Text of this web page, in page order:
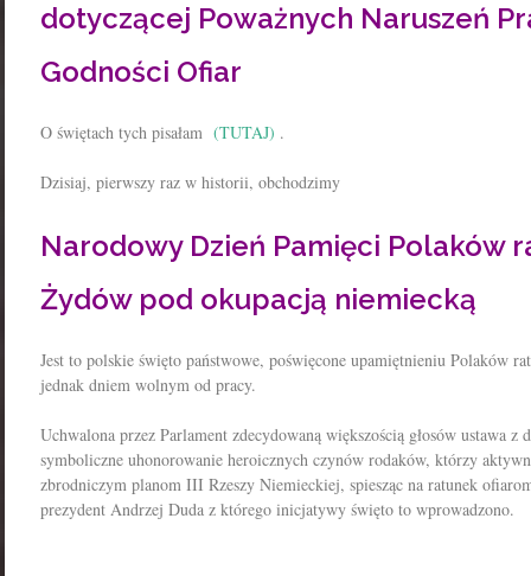
dotyczącej Poważnych Naruszeń
Godności Ofiar
O świętach tych pisałam (TUTAJ) .
Dzisiaj, pierwszy raz w historii, obchodzimy
Narodowy Dzień Pamięci Polaków
Żydów pod okupacją niemiecką
Jest to polskie święto państwowe, poświęcone upamiętnieniu Polaków
jednak dniem wolnym od pracy.
Uchwalona przez Parlament zdecydowaną większością głosów ustawa
symboliczne uhonorowanie heroicznych czynów rodaków, którzy
zbrodniczym planom III Rzeszy Niemieckiej, spiesząc na ratunek
prezydent Andrzej Duda z którego inicjatywy święto to wprowadzono.